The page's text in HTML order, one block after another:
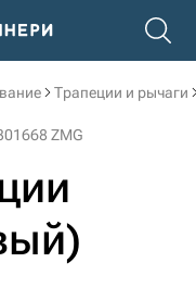
Трапеции и рычаги
ZMG